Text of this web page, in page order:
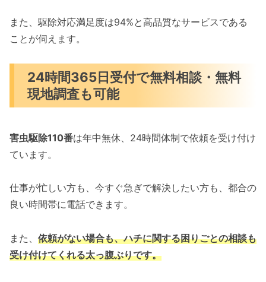
また、駆除対応満足度は94%と高品質なサービスである
ことが伺えます。
24時間365日受付で無料相談・無料
現地調査も可能
害虫駆除110番は年中無休、24時間体制で依頼を受け付け
ています。
仕事が忙しい方も、今すぐ急ぎで解決したい方も、都合の
良い時間帯に電話できます。
また、 依頼がない場合も、ハチに関する困りごとの相談も
受け付けてくれる太っ腹ぶりです。